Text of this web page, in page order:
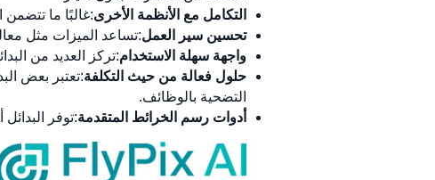
التكامل مع الأنظمة الأخرى:غالبًا ما
تحسين سير العمل:تساعد الميزات مثل
واجهة سهلة الاستخدام:تركز العديد من
حلول فعالة من حيث التكلفة:تعتبر بعض
التضحية بالوظائف.
أدوات رسم الخرائط المتقدمة:توفر